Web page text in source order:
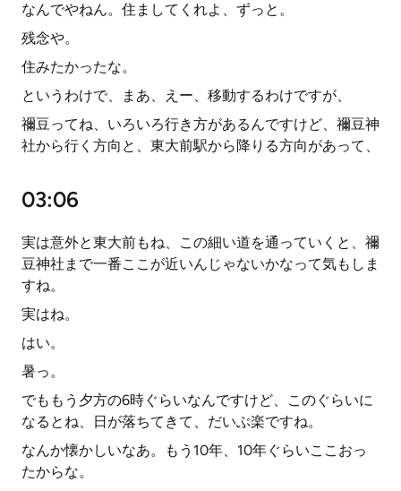
なんでやねん。住ましてくれよ、ずっと。
残念や。
住みたかったな。
というわけで、まあ、えー、移動するわけですが、
禰豆ってね、いろいろ行き方があるんですけど、禰豆神
社から行く方向と、東大前駅から降りる方向があって、
03:06
実は意外と東大前もね、この細い道を通っていくと、禰
豆神社まで一番ここが近いんじゃないかなって気もしま
すね。
実はね。
はい。
暑っ。
でももう夕方の6時ぐらいなんですけど、このぐらいに
なるとね、日が落ちてきて、だいぶ楽ですね。
なんか懐かしいなあ。もう10年、10年ぐらいここおっ
たからな。